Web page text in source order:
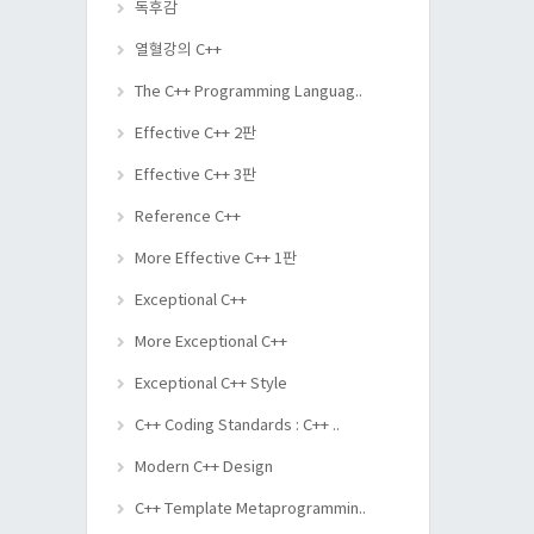
독후감
열혈강의 C++
The C++ Programming Languag..
Effective C++ 2판
Effective C++ 3판
Reference C++
More Effective C++ 1판
Exceptional C++
More Exceptional C++
Exceptional C++ Style
C++ Coding Standards : C++ ..
Modern C++ Design
C++ Template Metaprogrammin..